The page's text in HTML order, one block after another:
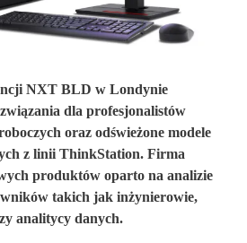
NXT BLD w Londynie
dla profesjonalistów
oraz odświeżone modele
z linii ThinkStation. Firma
produktów oparto na analizie
takich jak inżynierowie,
analitycy danych.